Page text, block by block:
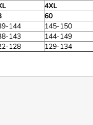
4XL
60
144 145-150
143 144-149
128 129-134